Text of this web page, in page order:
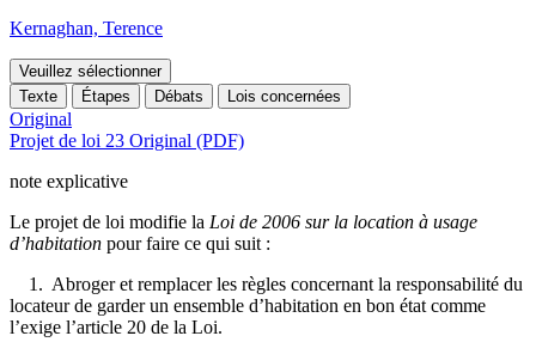
Kernaghan, Terence
Veuillez sélectionner
Texte
Étapes Débats Lois concernées
Original
Projet de loi 23 Original (PDF)
note explicative
Le projet de loi modifie la Loi de 2006 sur la location à usage
d’habitation pour faire ce qui suit :
1. Abroger et remplacer les règles concernant la responsabilité du
locateur de garder un ensemble d’habitation en bon état comme
l’exige l’article 20 de la Loi.